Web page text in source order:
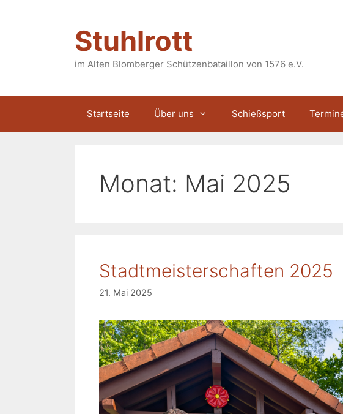
Stuhlrott
im Alten Blomberger Schützenbataillon von 1576 e.V.
Startseite Über uns Schießsport
Monat: Mai 2025
Stadtmeisterschaften 2025
21. Mai 2025